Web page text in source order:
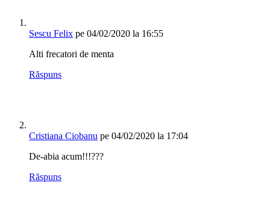
Sescu Felix pe 04/02/2020 la 16:55
Alti frecatori de menta
Răspuns
Cristiana Ciobanu pe 04/02/2020 la 17:04
De-abia acum!!!???
Răspuns